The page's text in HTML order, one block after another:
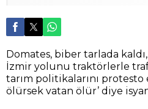
Domates, biber tarlada
İzmir yolunu traktörlerle
tarım politikalarını
ölürsek vatan ölür’ diye